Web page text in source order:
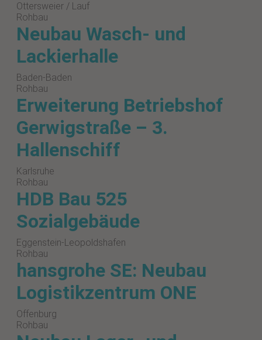
Ottersweier / Lauf
Rohbau
Neubau Wasch- und
Lackierhalle
Baden-Baden
Rohbau
Erweiterung Betriebshof
Gerwigstraße – 3.
Hallenschiff
Karlsruhe
Rohbau
HDB Bau 525
Sozialgebäude
Eggenstein-Leopoldshafen
Rohbau
hansgrohe SE: Neubau
Logistikzentrum ONE
Offenburg
Rohbau